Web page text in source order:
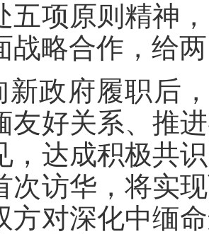
五项原则精神
战略合作，给
新政府履职后
友好关系、推
，达成积极共
次访华，将实
方对深化中缅